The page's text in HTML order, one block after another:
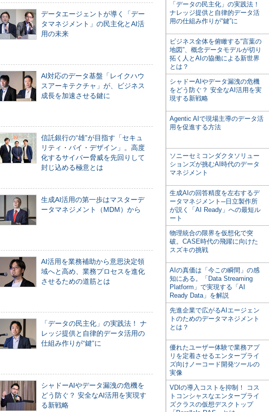
データエージェントが導く「デー
タマネジメント」の民主化とAI活
用の未来
AI対応のデータ基盤「レイクハウ
スアーキテクチャ」が、ビジネス
成長を加速させる鍵に
信託銀行の“雄”が目指す「セキュ
リティ・バイ・デザイン」。高度
化するサイバー脅威を先回りして
封じ込める極意とは
生成AI活用の第一歩はマスターデ
ータマネジメント（MDM）から
AI活用を業務補助から意思決定領
域へと高め、業務プロセスを進化
させるための道筋とは
「データの民主化」の実践法！ ナ
レッジ提供と自律的データ活用の
仕組み作りが“鍵”に
シャドーAIやデータ漏洩の危機を
どう防ぐ？ 安全なAI活用を実現す
る新戦略
「データの民主化」の実践法！
ナレッジ提供と自律的データ活
用の仕組み作りが“鍵”に
ビジネス全体を俯瞰する“言葉の
地図”、概念データモデルが切り
拓く人とAIの協働による新世界
とは？
シャドーAIやデータ漏洩の危機
をどう防ぐ？ 安全なAI活用を実
現する新戦略
Agentic AIで現場主導のデータ活
用を促進する方法
ソニーセミコンダクタソリュー
ションズが挑むAI時代のデータ
マネジメント
生成AIの回答精度を左右するデ
ータマネジメント─日立製作所
が説く「AI Ready」への最短ル
ート
物理統合の限界を仮想化で突
破。CASE時代の飛躍に向けた
スズキの挑戦
AIの真価は「今この瞬間」の感
知にある。「Data Streaming
Platform」で実現する「AI
Ready Data」を解説
先進企業で広がるAIエージェン
トのためのデータマネジメント
とは？
優れたユーザー体験で業務アプ
リを定着させるエンタープライ
ズ向けノーコード開発ツールの
実像
VDIの導入コストを抑制！ コス
トコンシャスなエンタープライ
ズクラスの仮想デスクトップ